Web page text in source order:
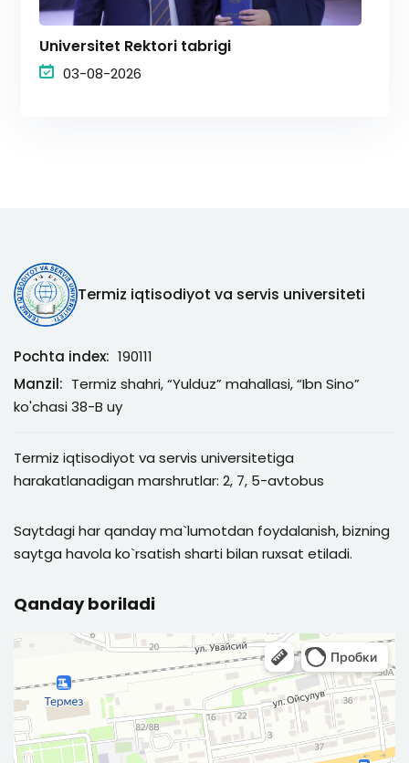
Universitet Rektori tabrigi
03-08-2026
Termiz iqtisodiyot va servis universiteti
Pochta index: 190111
Manzil: Termiz shahri, “Yulduz” mahallasi, “Ibn Sino”
ko'chasi 38-B uy
Termiz iqtisodiyot va servis universitetiga
harakatlanadigan marshrutlar: 2, 7, 5-avtobus
Saytdagi har qanday ma`lumotdan foydalanish, bizning
saytga havola ko`rsatish sharti bilan ruxsat etiladi.
Qanday boriladi